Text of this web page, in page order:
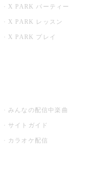
X PARK パーティー
X PARK レッスン
X PARK プレイ
みんなの配信中楽曲
サイトガイド
カラオケ配信